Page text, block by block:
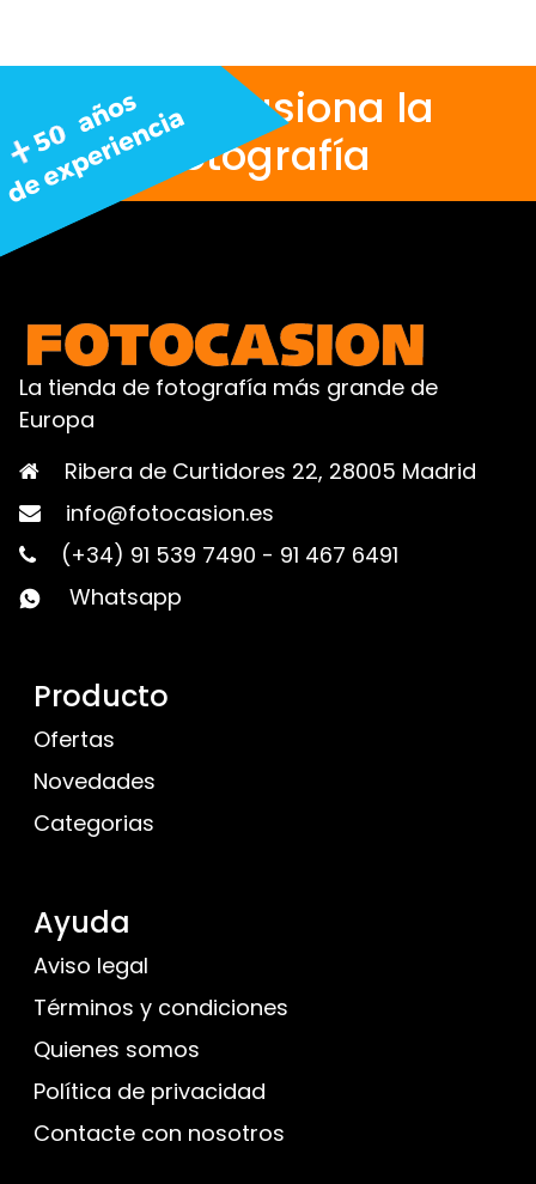
Nos apasiona la
fotografía
La tienda de fotografía más grande de
Europa
Ribera de Curtidores 22, 28005 Madrid
info@fotocasion.es
(+34) 91 539 7490 - 91 467 6491
Whatsapp
Producto
Ofertas
Novedades
Categorias
Ayuda
Aviso legal
Términos y condiciones
Quienes somos
Política de privacidad
Contacte con nosotros